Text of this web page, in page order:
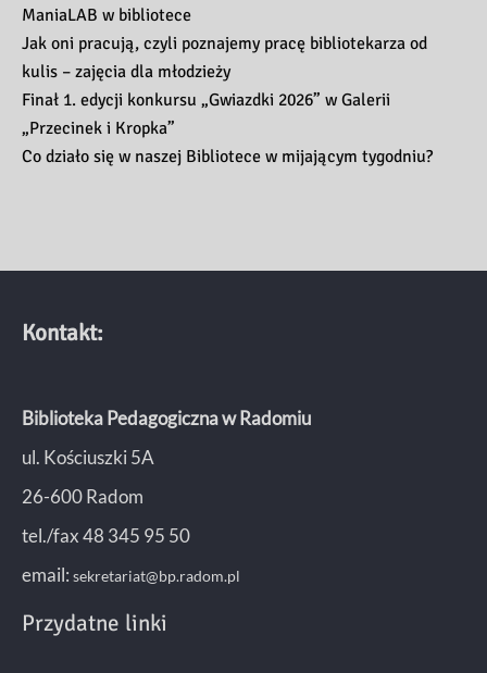
ManiaLAB w bibliotece
Jak oni pracują, czyli poznajemy pracę bibliotekarza od
kulis – zajęcia dla młodzieży
Finał 1. edycji konkursu „Gwiazdki 2026” w Galerii
„Przecinek i Kropka”
Co działo się w naszej Bibliotece w mijającym tygodniu?
Kontakt:
Biblioteka Pedagogiczna w Radomiu
ul. Kościuszki 5A
26-600 Radom
tel./fax 48 345 95 50
email: sekretariat@bp.radom.pl
Przydatne linki